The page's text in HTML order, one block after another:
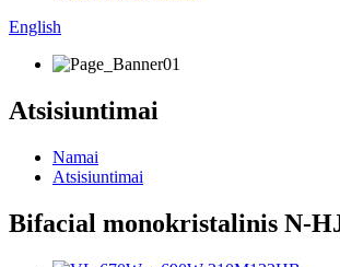
English
Atsisiuntimai
Namai
Atsisiuntimai
Bifacial monokristalinis N-